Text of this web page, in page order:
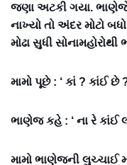
જણા અટકી ગયા. ભાણેજે
નાખ્યો તો અંદર મોટો
મોઢા સુધી
મામો પૂછે : ‘ કાં ? કાંઈ છે
ભાણેજ કહે : ‘ ના રે કાંઈ
મામો ભાણેજની લુચ્ચાઈ